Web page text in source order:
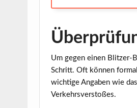
Um gegen einen Blitzer-
Schritt. Oft können
wichtige Angaben wie das
Verkehrsverstoßes.